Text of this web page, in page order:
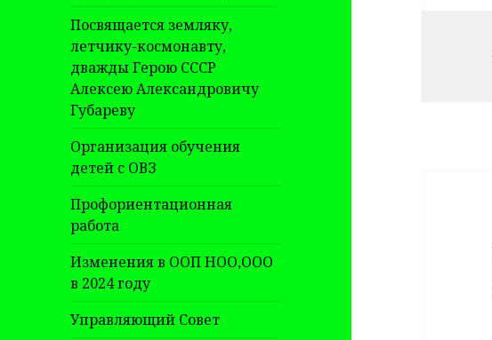
Посвящается земляку,
летчику-космонавту,
дважды Герою СССР
Алексею Александровичу
Губареву
Организация обучения
детей с ОВЗ
Профориентационная
работа
Изменения в ООП НОО,ООО
в 2024 году
Управляющий Совет